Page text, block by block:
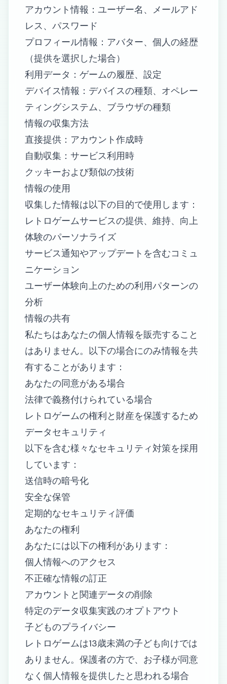
アカウント情報：ユーザー名、メールアド
レス、パスワード
プロフィール情報：アバター、個人の経歴
（提供を選択した場合）
利用データ：ゲームの履歴、設定
デバイス情報：デバイスの種類、オペレー
ティングシステム、ブラウザの種類
情報の収集方法
直接提供：アカウント作成時
自動収集：サービス利用時
クッキーおよび類似の技術
情報の使用
収集した情報は以下の目的で使用します：
レトロゲームサービスの提供、維持、向上
体験のパーソナライズ
サービス通知やアップデートを含むコミュ
ニケーション
ユーザー体験向上のための利用パターンの
分析
情報の共有
私たちはあなたの個人情報を販売すること
はありません。以下の場合にのみ情報を共
有することがあります：
あなたの同意がある場合
法律で義務付けられている場合
レトロゲームの権利と財産を保護するため
データセキュリティ
以下を含む様々なセキュリティ対策を採用
しています：
送信時の暗号化
安全な保管
定期的なセキュリティ評価
あなたの権利
あなたには以下の権利があります：
個人情報へのアクセス
不正確な情報の訂正
アカウントと関連データの削除
特定のデータ収集実践のオプトアウト
子どものプライバシー
レトロゲームは13歳未満の子ども向けでは
ありません。保護者の方で、お子様が同意
なく個人情報を提供したと思われる場合